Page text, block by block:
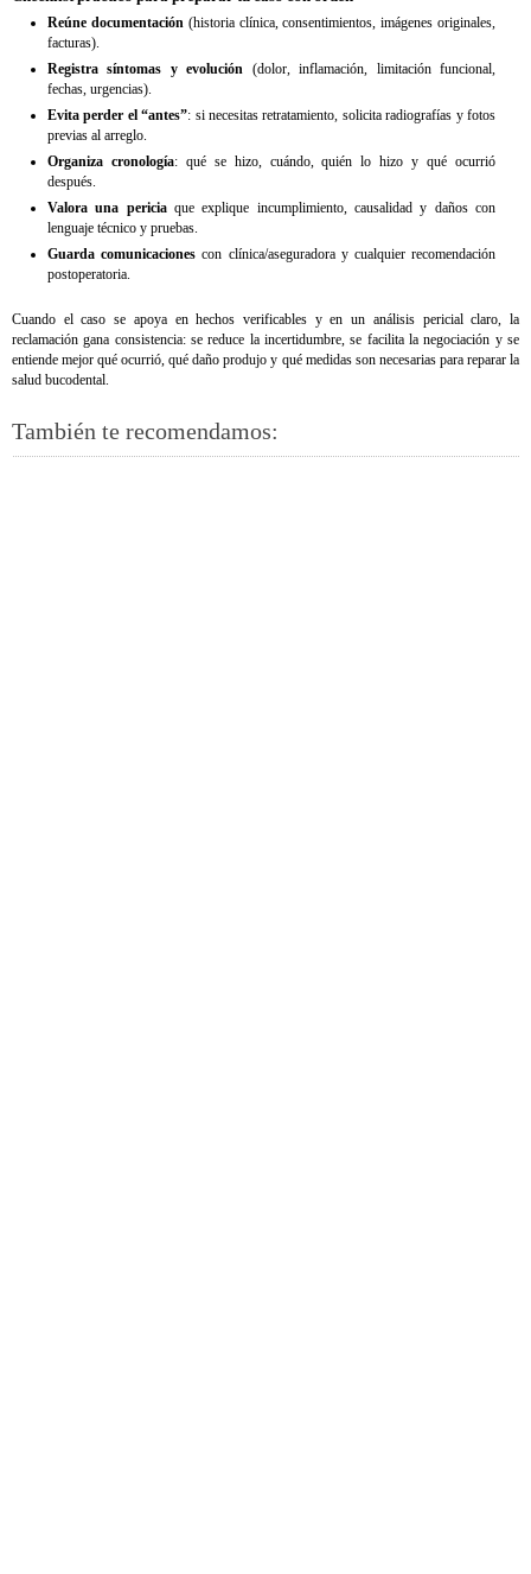
Reúne documentación(historia clínica, consentimientos, imágenes originales,
facturas).
Registra síntomas y evolución (dolor, inflamación, limitación funcional,
fechas, urgencias).
Evita perder el “antes”: si necesitas retratamiento, solicita radiografías y fotos
previas al arreglo.
Organiza cronología: qué se hizo, cuándo, quién lo hizo y qué ocurrió
después.
Valora una periciaque explique incumplimiento, causalidad y daños con
lenguaje técnico y pruebas.
Guarda comunicaciones con clínica/aseguradora y cualquier recomendación
postoperatoria.
Cuando el caso se apoya en hechos verificables y en un análisis pericial claro, la
reclamación gana consistencia: se reduce la incertidumbre, se facilita la negociación y se
entiende mejor qué ocurrió, qué daño produjo y qué medidas son necesarias para reparar la
salud bucodental.
También te recomendamos: